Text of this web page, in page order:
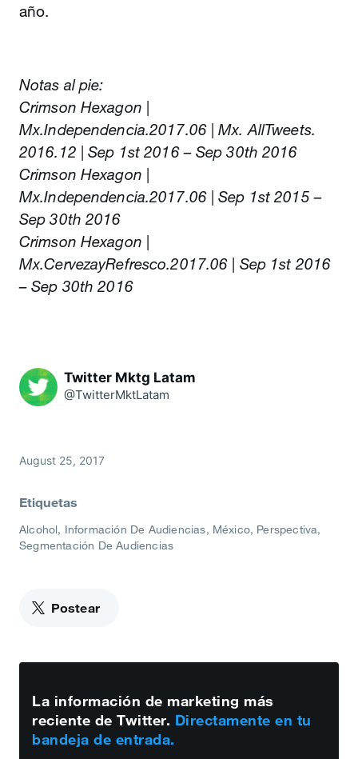
año.
Notas al pie:
Crimson Hexagon |
Mx.Independencia.2017.06 | Mx. AllTweets.
2016.12 | Sep 1st 2016 – Sep 30th 2016
Crimson Hexagon |
Mx.Independencia.2017.06 | Sep 1st 2015 –
Sep 30th 2016
Crimson Hexagon |
Mx.CervezayRefresco.2017.06 | Sep 1st 2016
– Sep 30th 2016
Twitter Mktg Latam
@TwitterMktLatam
August 25, 2017
Etiquetas
Alcohol Información De Audiencias México Perspectiva
Segmentación De Audiencias
Postear
La información de marketing más
reciente de Twitter. Directamente en tu
bandeja de entrada.